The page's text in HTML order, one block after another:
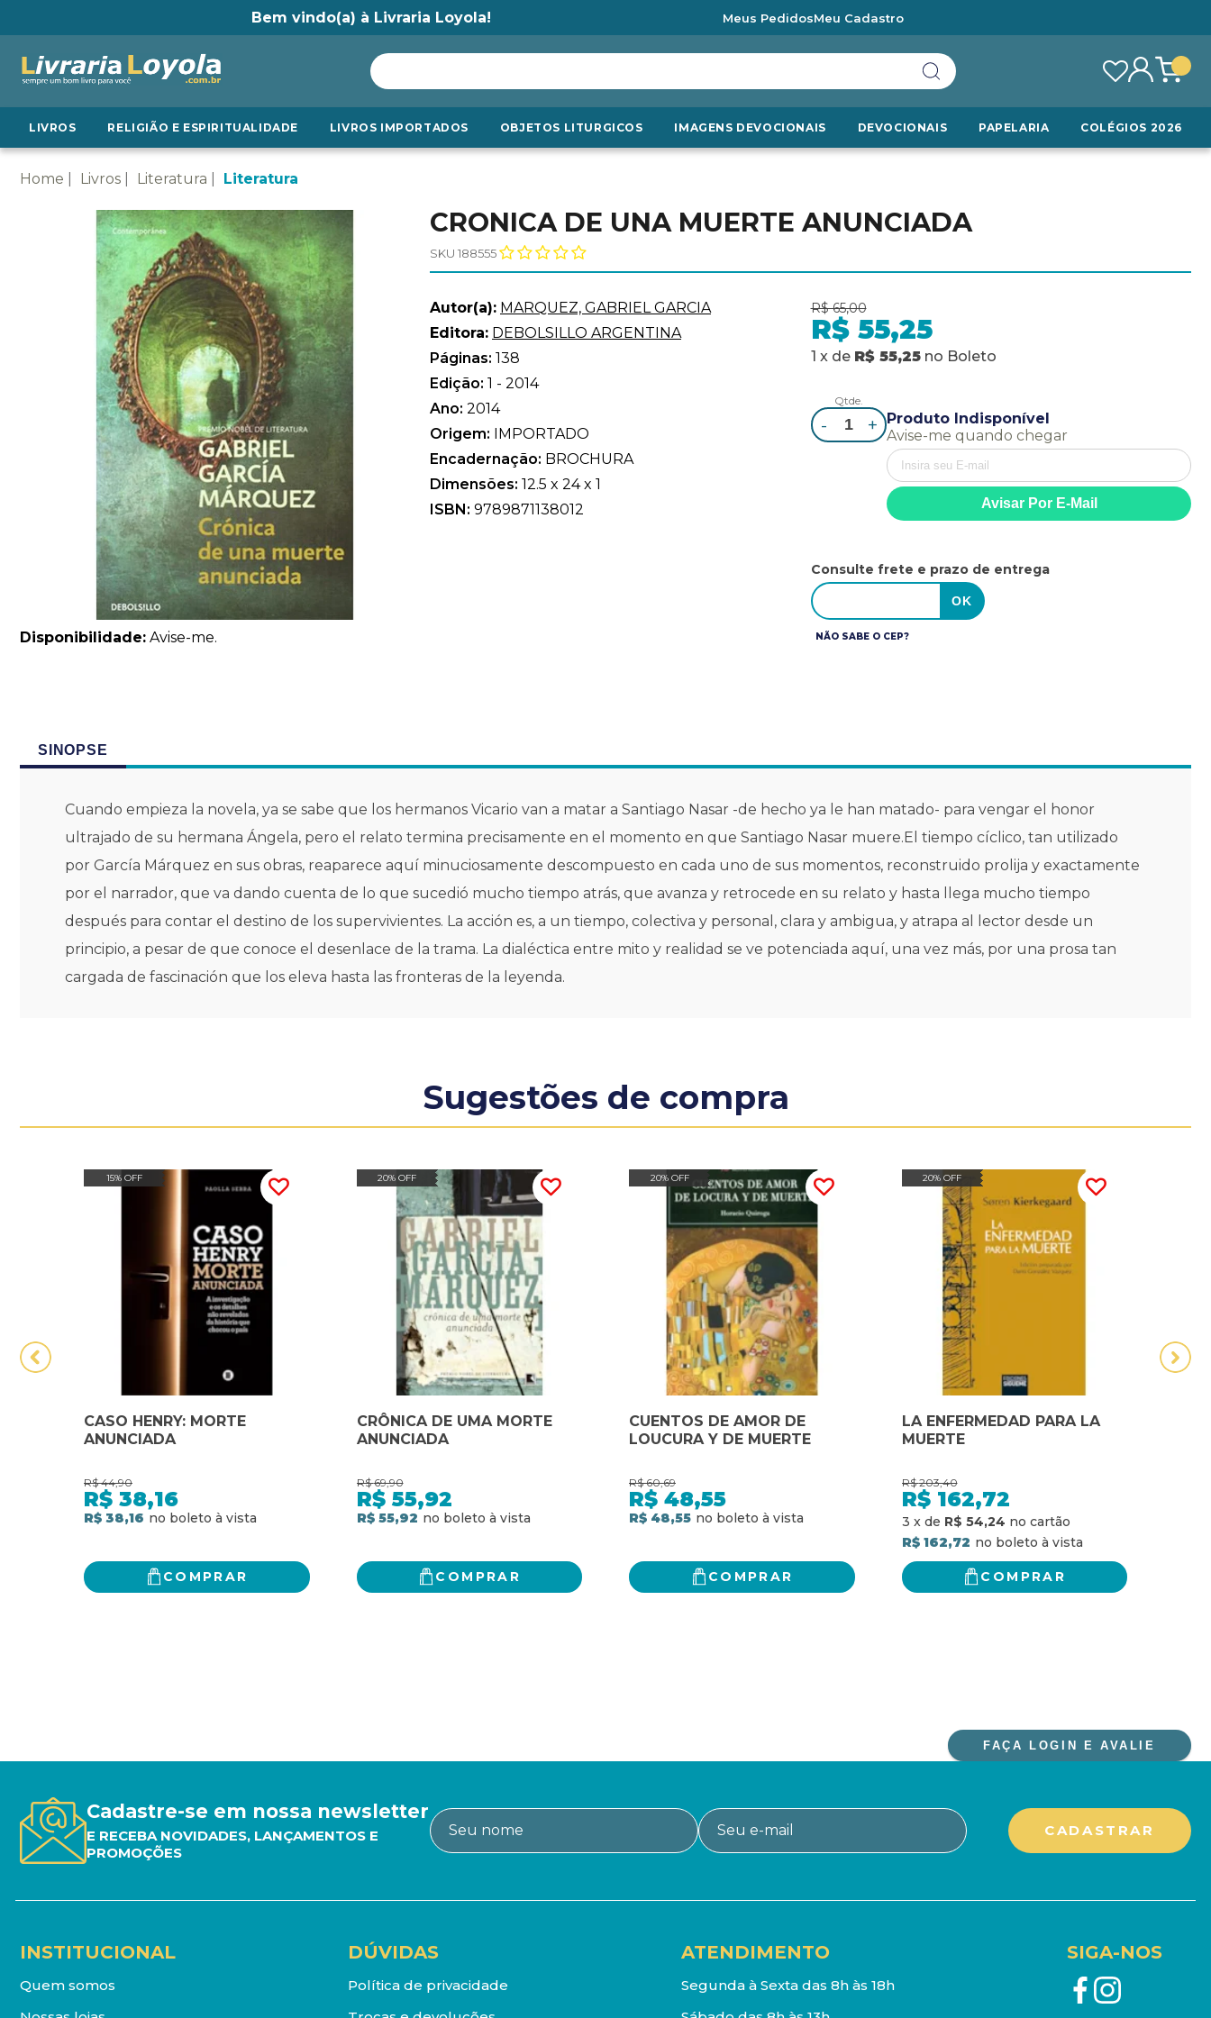
Bem vindo(a) à Livraria Loyola! Meus PedidosMeu Cadastro
LIVROS RELIGIÃO E ESPIRITUALIDADE LIVROS IMPORTADOS OBJETOS LITURGICOS IMAGENS DEVOCIONAIS DEVOCIONAIS PAPELARIA COLÉGIOS 2026
Home Livros Literatura Literatura
Disponibilidade: Avise-me.
CRONICA DE UNA MUERTE ANUNCIADA
SKU 188555
Autor(a): MARQUEZ, GABRIEL GARCIA
Editora: DEBOLSILLO ARGENTINA
Páginas: 138
Edição: 1 - 2014
Ano: 2014
Origem: IMPORTADO
Encadernação: BROCHURA
Dimensões: 12.5 x 24 x 1
ISBN: 9789871138012
R$ 65,00
R$ 55,25
1 x de R$ 55,25 no Boleto
Qtde.
- +
Produto Indisponível
Avise-me quando chegar
Consulte frete e prazo de entrega
NÃO SABE O CEP?
SINOPSE
Cuando empieza la novela, ya se sabe que los hermanos Vicario van a matar a Santiago Nasar -de hecho ya le han matado- para vengar el honor
ultrajado de su hermana Ángela, pero el relato termina precisamente en el momento en que Santiago Nasar muere.El tiempo cíclico, tan utilizado
por García Márquez en sus obras, reaparece aquí minuciosamente descompuesto en cada uno de sus momentos, reconstruido prolija y exactamente
por el narrador, que va dando cuenta de lo que sucedió mucho tiempo atrás, que avanza y retrocede en su relato y hasta llega mucho tiempo
después para contar el destino de los supervivientes. La acción es, a un tiempo, colectiva y personal, clara y ambigua, y atrapa al lector desde un
principio, a pesar de que conoce el desenlace de la trama. La dialéctica entre mito y realidad se ve potenciada aquí, una vez más, por una prosa tan
cargada de fascinación que los eleva hasta las fronteras de la leyenda.
Sugestões de compra
15% OFF
CASO HENRY: MORTE
ANUNCIADA
R$ 44,90
R$ 38,16
R$ 38,16
COMPRAR
20% OFF
CRÔNICA DE UMA MORTE
ANUNCIADA
R$ 69,90
R$ 55,92
R$ 55,92
COMPRAR
20% OFF
CUENTOS DE AMOR DE
LOUCURA Y DE MUERTE
R$ 60,69
R$ 48,55
R$ 48,55
COMPRAR
20% OFF
LA ENFERMEDAD PARA LA
MUERTE
R$ 203,40
R$ 162,72
3 x de R$ 54,24
R$ 162,72
COMPRAR
FAÇA LOGIN E AVALIE
Cadastre-se em nossa newsletter
E RECEBA NOVIDADES, LANÇAMENTOS E
PROMOÇÕES
INSTITUCIONAL
Quem somos
DÚVIDAS
Política de privacidade
ATENDIMENTO
Segunda à Sexta das 8h às 18h
SIGA-NOS